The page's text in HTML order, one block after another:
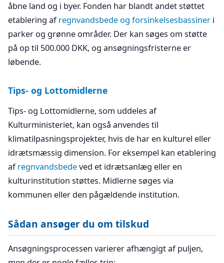
åbne land og i byer. Fonden har blandt andet støttet
etablering afregnvandsbede og forsinkelsesbassiner i
parker og grønne områder. Der kan søges om støtte
på op til 500.000 DKK, og ansøgningsfristerne er
løbende.
Tips- og Lottomidlerne
Tips- og Lottomidlerne, som uddeles af
Kulturministeriet, kan også anvendes til
klimatilpasningsprojekter, hvis de har en kulturel eller
idrætsmæssig dimension. For eksempel kan etablering
afregnvandsbedeved et idrætsanlæg eller en
kulturinstitution støttes. Midlerne søges via
kommunen eller den pågældende institution.
Sådan ansøger du om tilskud
Ansøgningsprocessen varierer afhængigt af puljen,